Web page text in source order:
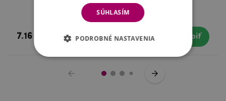
Fix tvrdené sklo na Honor 8
7.16 € Skladom Kúpiť
SÚHLASÍM
PODROBNÉ NASTAVENIA